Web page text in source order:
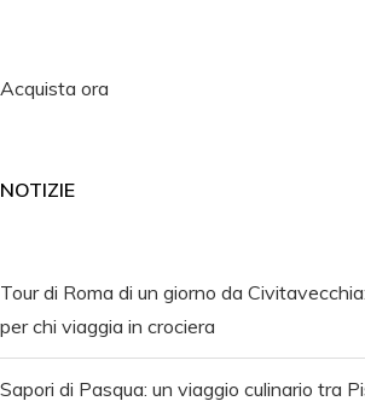
Acquista ora
NOTIZIE
Tour di Roma di un giorno da
per chi viaggia in crociera
Sapori di Pasqua: un viaggio culinario tra